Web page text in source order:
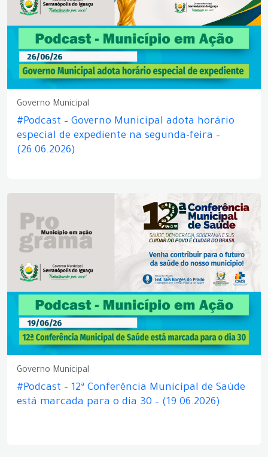
Governo Municipal
#Podcast – Governo Municipal adota horário
especial de expediente na segunda-feira –
(26.06.2026)
Governo Municipal
#Podcast – 12ª Conferência Municipal de Saúde
está marcada para o dia 30 – (19.06.2026)